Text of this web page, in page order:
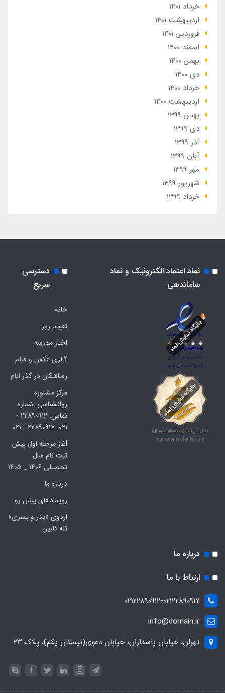
خرداد 1401
ارديبهشت 1401
فروردین 1401
اسفند 1400
بهمن 1400
دی 1400
خرداد 1400
ارديبهشت 1400
بهمن 1399
دی 1399
آذر 1399
آبان 1399
مهر 1399
شهریور 1399
خرداد 1399
نماد اعتماد الکترونیک و نماد
ساماندهی
دسترسی
سریع
خانه
تقویم روز
اخبار مدرسه
گالری عکس و فیلم
ره‌یافتگان در گذر ایام
مرکز مشاوره
روانشناسی. شماره
تماس. ۲۲۸۹۰۹۱۲ -
۰۲۱. ۲۲۸۹۰۹۱۷ - ۰۲۱
آغاز مرحله اول پیش
ثبت نام سال
تحصیلی 1406 _ 1405
درباره ما
رویدادهای پیش رو
اردوی «پدر و پسری»
تله کابین
درباره ما
ارتباط با ما
۰۲۱۲۲۸۹۰۹۱۲-۰۲۱۲۲۸۹۰۹۱۷
info@domain.ir
تهران، خیابان پاسداران، خیابان دعوی(نیستان یکم)، پلاک ۲۳